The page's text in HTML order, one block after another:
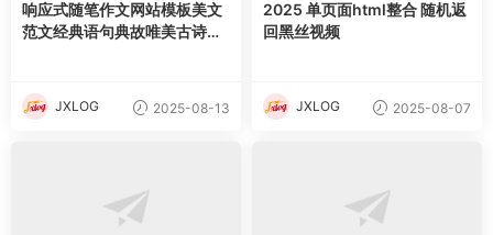
响应式随笔作文网站模板美文
范文经典语句典故唯美古诗词
JXLOG 2025-08-13
2025 单页面html整合 随机返
回黑丝视频
JXLOG 2025-08-07